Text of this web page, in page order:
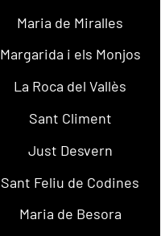
Maria de Miralles
Margarida i els Monjos
La Roca del Vallès
Sant Climent
Just Desvern
Sant Feliu de Codines
Maria de Besora